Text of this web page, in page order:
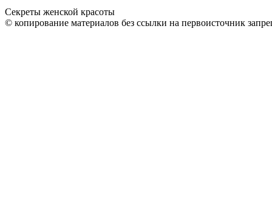
Секреты женской красоты
© копирование материалов без ссылки на первоисточник